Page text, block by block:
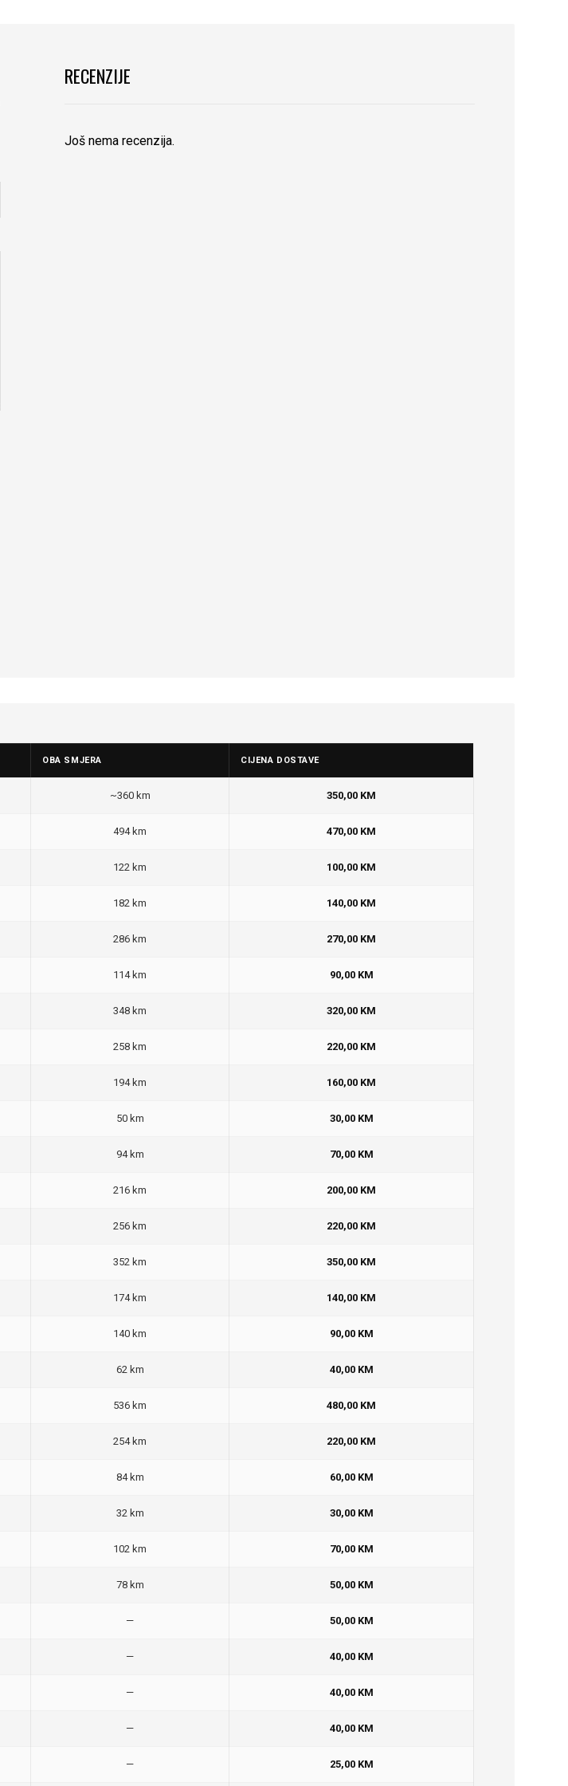
RECENZIJE
Još nema recenzija.
OBA SMJERA CIJENA DOSTAVE
~360 km 350,00 KM
494 km 470,00 KM
122 km 100,00 KM
182 km 140,00 KM
286 km 270,00 KM
114 km 90,00 KM
348 km 320,00 KM
258 km 220,00 KM
194 km 160,00 KM
50 km 30,00 KM
94 km 70,00 KM
216 km 200,00 KM
256 km 220,00 KM
352 km 350,00 KM
174 km 140,00 KM
140 km 90,00 KM
62 km 40,00 KM
536 km 480,00 KM
254 km 220,00 KM
84 km 60,00 KM
32 km 30,00 KM
102 km 70,00 KM
78 km 50,00 KM
— 50,00 KM
— 40,00 KM
— 40,00 KM
— 40,00 KM
— 25,00 KM